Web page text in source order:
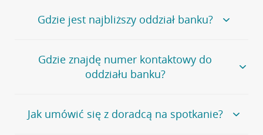
Gdzie jest najbliższy oddział banku?
Jeśli szukasz oddziału naszego banku, zapraszamy na
stronęPlacówki i bankomaty, na której znajduje się
wygodna wyszukiwarka.
oddziałów
Gdzie znajdę numer kontaktowy do
oddziału banku?
Bank Credit Agricole nie udostępnia ogólnego numeru
telefonu do placówki bankowej.
Jak umówić się z doradcą na spotkanie?